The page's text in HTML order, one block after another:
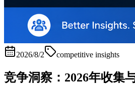
2026/8/2 competitive insights
竞争洞察：2026年收集